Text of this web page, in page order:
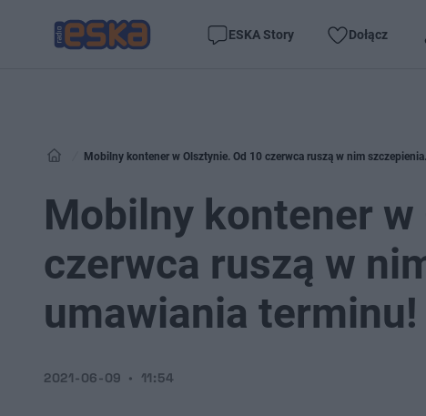
ESKA Story Dołącz
Mobilny kontener w Olsztynie. Od 10 czerwca ruszą w nim
Mobilny kontener w
czerwca ruszą w
umawiania terminu!
2021-06-09 11:54